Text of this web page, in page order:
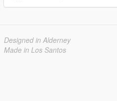
Designed in Alderney
Made in Los Santos